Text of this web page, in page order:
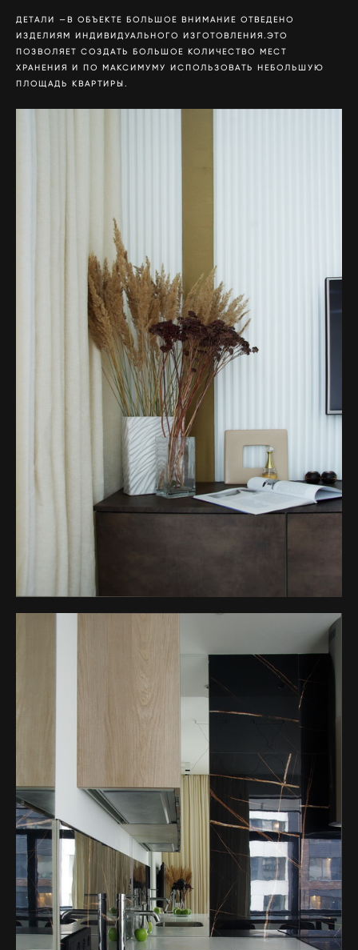
ДЕТАЛИ —В ОБЪЕКТЕ БОЛЬШОЕ ВНИМАНИЕ ОТВЕДЕНО
ИЗДЕЛИЯМ ИНДИВИДУАЛЬНОГО ИЗГОТОВЛЕНИЯ.ЭТО
ПОЗВОЛЯЕТ СОЗДАТЬ БОЛЬШОЕ КОЛИЧЕСТВО МЕСТ
ХРАНЕНИЯ И ПО МАКСИМУМУ ИСПОЛЬЗОВАТЬ НЕБОЛЬШУЮ
ПЛОЩАДЬ КВАРТИРЫ.